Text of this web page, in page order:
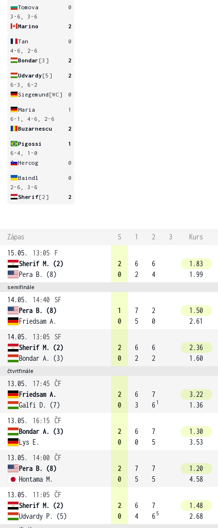
Tomova
0
3-6, 3-6
Marino
2
Tan
0
4-6, 2-6
Bondar [3] 2
Udvardy[5]
2
6-3, 6-2
Siegemund [WC] 0
Maria
1
6-1, 4-6, 2-6
Buzarnescu
2
Pigossi
1
6-4, 1-0
Hercog
0
Baindl
0
2-6, 3-6
Sherif[2] 2
Zápas S 1 2 3
Kurs
15.05.
13:05
F
Sherif M. (2)
Pera B. (8)
2
0
6
2
6
4
1.83
1.99
semifinále
14.05. 14:40
SF
Pera B. (8)
Friedsam A.
1
0
7
5
2
0
1.50
2.61
14.05.
13:05
SF
Sherif M. (2)
Bondar A. (3)
2
0
6
2
6
2
2.36
1.60
čtvrtfinále
13.05. 17:45 ČF
Friedsam A.
Galfi D. (7)
2
0
6
3
7
6 1
3.22
1.36
13.05.
16:15 ČF
Bondar A. (3)
Lys E.
2
0
6
0
7
5
1.30
3.53
13.05.
14:00 ČF
Pera B. (8)
Hontama M.
2
0
7
5
7
5
1.20
4.58
13.05.
11:05 ČF
Sherif M. (2)
Udvardy P. (5)
2
0
6
4
7
6 5
1.48
2.68